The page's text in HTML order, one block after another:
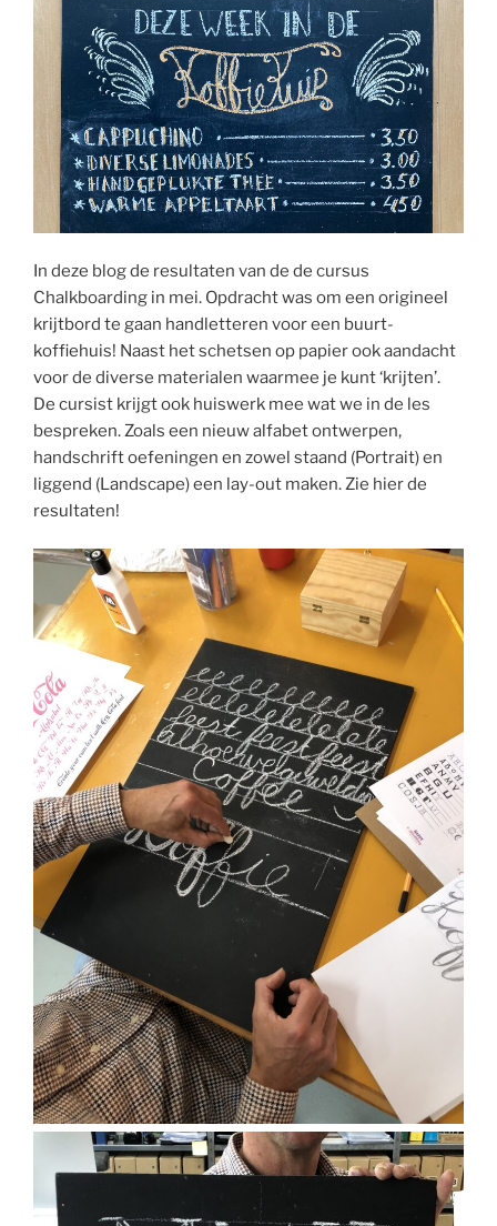
In deze blog de resultaten van de de cursus
Chalkboarding in mei. Opdracht was om een origineel
krijtbord te gaan handletteren voor een buurt-
koffiehuis! Naast het schetsen op papier ook aandacht
voor de diverse materialen waarmee je kunt ‘krijten’.
De cursist krijgt ook huiswerk mee wat we in de les
bespreken. Zoals een nieuw alfabet ontwerpen,
handschrift oefeningen en zowel staand (Portrait) en
liggend (Landscape) een lay-out maken. Zie hier de
resultaten!